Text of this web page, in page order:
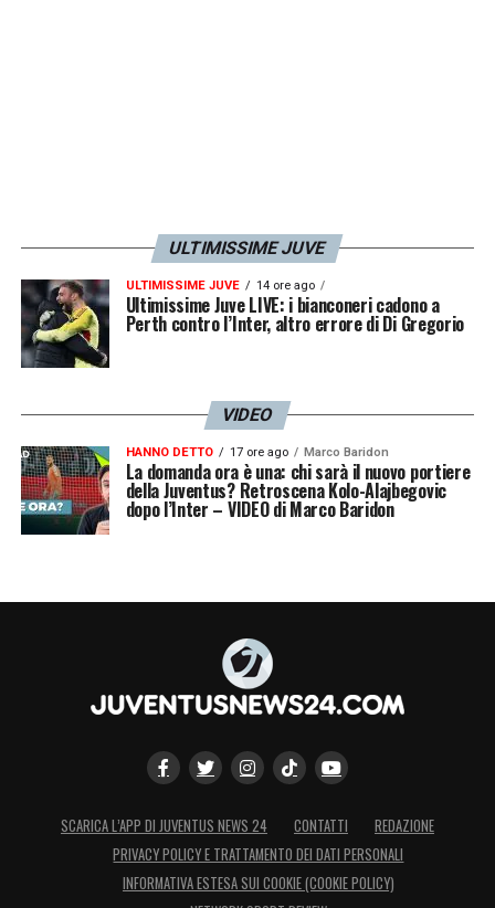
ULTIMISSIME JUVE
ULTIMISSIME JUVE 14 ore ago
Ultimissime Juve LIVE: i bianconeri cadono a
Perth contro l’Inter, altro errore di Di Gregorio
VIDEO
HANNO DETTO 17 ore ago Marco Baridon
La domanda ora è una: chi sarà il nuovo portiere
della Juventus? Retroscena Kolo-Alajbegovic
dopo l’Inter – VIDEO di Marco Baridon
SCARICA L’APP DI JUVENTUS NEWS 24 CONTATTI
REDAZIONE
PRIVACY POLICY E TRATTAMENTO DEI DATI PERSONALI
INFORMATIVA ESTESA SUI COOKIE (COOKIE POLICY)